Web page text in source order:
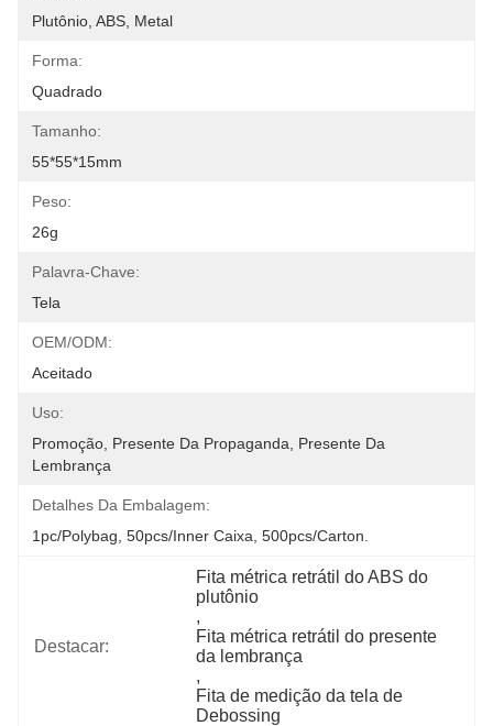
Plutônio, ABS, Metal
Forma:
Quadrado
Tamanho:
55*55*15mm
Peso:
26g
Palavra-Chave:
Tela
OEM/ODM:
Aceitado
Uso:
Promoção, Presente Da Propaganda, Presente Da
Lembrança
Detalhes Da Embalagem:
1pc/polybag, 50pcs/inner Caixa, 500pcs/carton.
Destacar:
Fita métrica retrátil do ABS do
plutônio
,
Fita métrica retrátil do presente
da lembrança
,
Fita de medição da tela de
Debossing